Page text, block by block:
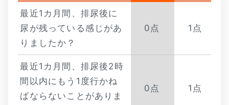
最近1カ月間、排尿後に
尿が残っている感じがあ
りましたか？
0点 1点
最近1カ月間、排尿後2時
間以内にもう1度行かね
ばならないことがありま
0点 1点